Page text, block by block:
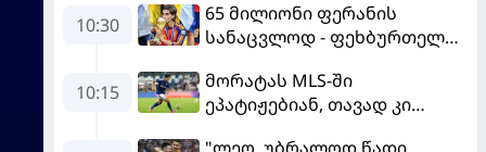
10:30
65 მილიონი ფერანის
სანაცვლოდ - ფეხბურთელს
სოლიდური თანხის მიღებას
გეგმავს
10:15
მორატას MLS-ში
ეპატიჟებიან, თავად კი